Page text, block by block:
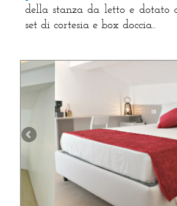
della stanza da letto e dotato
set di cortesia e box doccia..